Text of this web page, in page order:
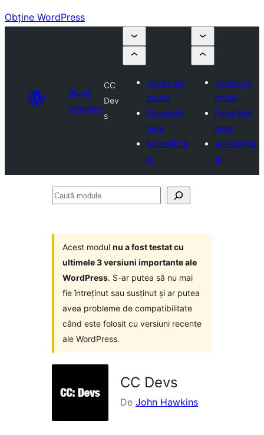
Obține WordPress
Plugin
Directory
CC
Dev
s
Trimite un
modul
Favoritele
mele
Autentifică-
te
Trimite un
modul
Favoritele
mele
Autentifică-
te
Caută
Acest modul nu a fost testat cu
ultimele 3 versiuni importante ale
WordPress. S-ar putea să nu mai
fie întreținut sau susținut și ar putea
avea probleme de compatibilitate
când este folosit cu versiuni recente
ale WordPress.
CC Devs
De John Hawkins